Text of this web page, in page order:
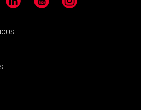
LinkedIn YouTube Instagram